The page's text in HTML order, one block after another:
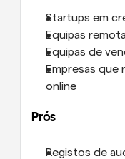
Startups em
Equipas
Equipas de
Empresas que
online
Prós
Registos de